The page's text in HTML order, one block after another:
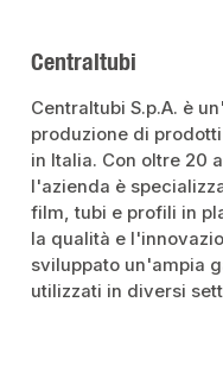
Centraltubi
Centraltubi S.p.A. è
produzione di
in Italia. Con oltre 20
l'azienda è
film, tubi e profili in
la qualità e
sviluppato un'ampia
utilizzati in diversi